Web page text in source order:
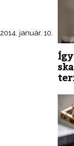
2014. január. 10.